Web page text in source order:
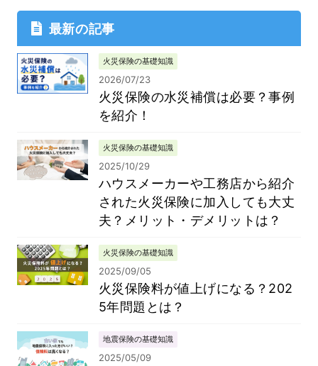
最新の記事
火災保険の基礎知識
2026/07/23
火災保険の水災補償は必要？事例
を紹介！
火災保険の基礎知識
2025/10/29
ハウスメーカーや工務店から紹介
された火災保険に加入しても大丈
夫？メリット・デメリットは？
火災保険の基礎知識
2025/09/05
火災保険料が値上げになる？202
5年問題とは？
地震保険の基礎知識
2025/05/09